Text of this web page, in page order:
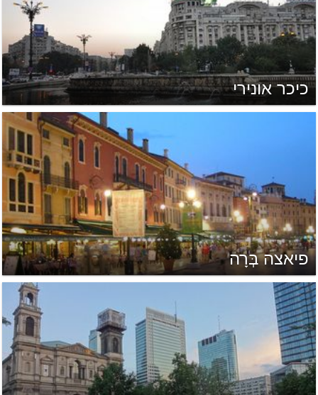
כיכר אונירי
פיאצה בְּרָה